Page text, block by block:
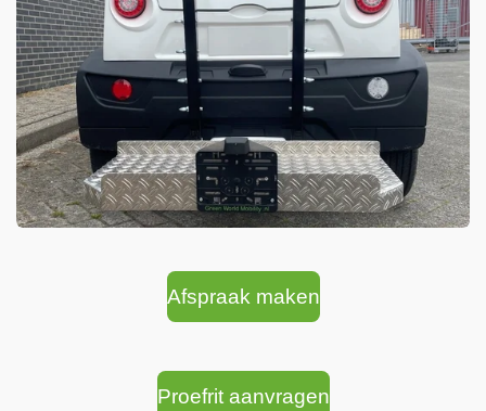
Afspraak maken
Proefrit aanvragen